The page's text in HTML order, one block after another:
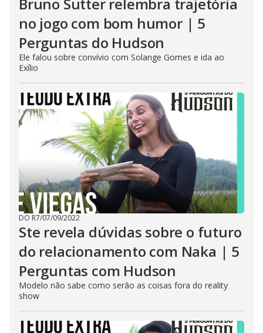
no jogo com bom humor | 5
Perguntas do Hudson
Ele falou sobre convívio com Solange Gomes e ida ao
Exílio
DO R7/07/09/2022
Ste revela dúvidas sobre o futuro
do relacionamento com Naka | 5
Perguntas com Hudson
Modelo não sabe como serão as coisas fora do reality
show